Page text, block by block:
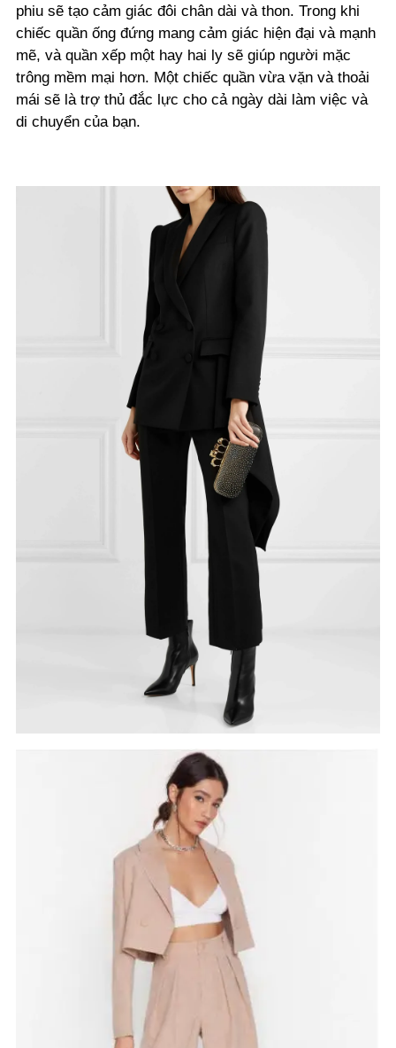
phiu sẽ tạo cảm giác đôi chân dài và thon. Trong khi
chiếc quần ống đứng mang cảm giác hiện đại và mạnh
mẽ, và quần xếp một hay hai ly sẽ giúp người mặc
trông mềm mại hơn. Một chiếc quần vừa vặn và thoải
mái sẽ là trợ thủ đắc lực cho cả ngày dài làm việc và
di chuyển của bạn.